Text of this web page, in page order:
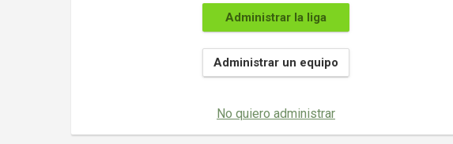
Administrar la liga
Administrar un equipo
No quiero administrar